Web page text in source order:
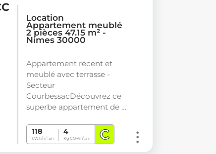
Location
Appartement meublé
2 pièces 47.15 m² -
Nimes 30000
Appartement récent et
meublé avec terrasse -
Secteur
CourbessacDécouvrez ce
superbe appartement de …
118
kWh/m².an
4
Kg CO2/m².an C